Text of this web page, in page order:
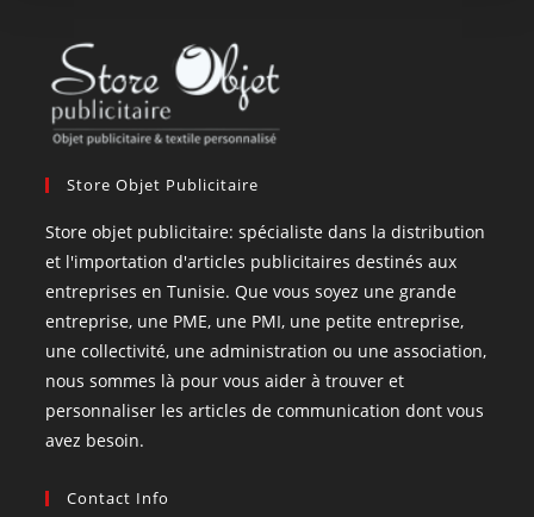
Store Objet Publicitaire
Store objet publicitaire: spécialiste dans la distribution
et l'importation d'articles publicitaires destinés aux
entreprises en Tunisie. Que vous soyez une grande
entreprise, une PME, une PMI, une petite entreprise,
une collectivité, une administration ou une association,
nous sommes là pour vous aider à trouver et
personnaliser les articles de communication dont vous
avez besoin.
Contact Info